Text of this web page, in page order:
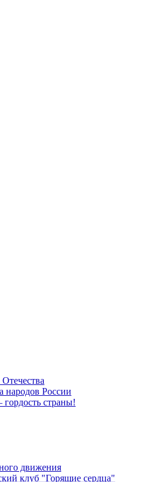
народов России
страны!
движения
клуб "Горящие сердца"